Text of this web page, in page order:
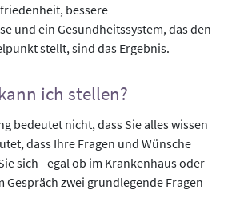
bessere
und ein Gesundheitssystem, das den
stellt, sind das Ergebnis.
ich stellen?
bedeutet nicht, dass Sie alles wissen
dass Ihre Fragen und Wünsche
sich - egal ob im Krankenhaus oder
Gespräch zwei grundlegende Fragen